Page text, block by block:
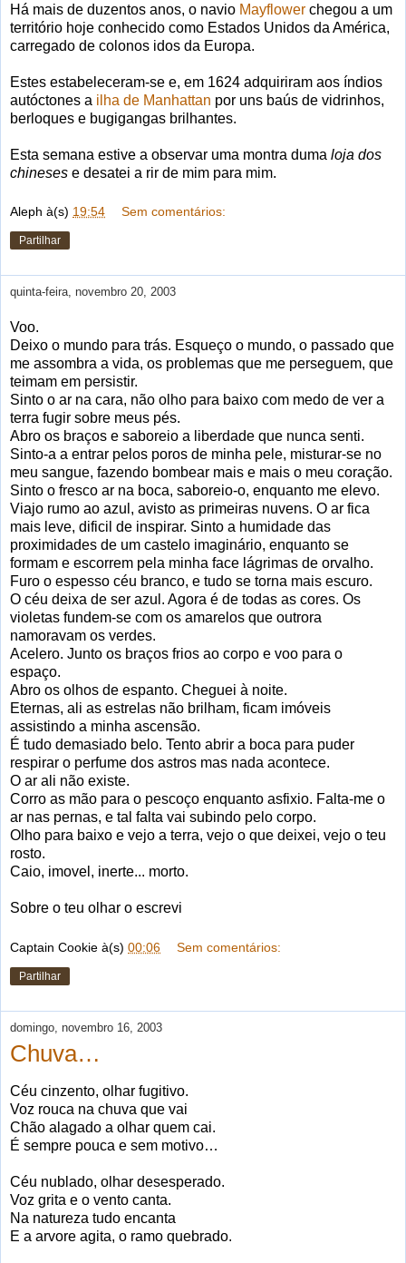
Há mais de duzentos anos, o navio Mayflower chegou a um
território hoje conhecido como Estados Unidos da América,
carregado de colonos idos da Europa.
Estes estabeleceram-se e, em 1624 adquiriram aos índios
autóctones a ilha de Manhattan por uns baús de vidrinhos,
berloques e bugigangas brilhantes.
Esta semana estive a observar uma montra duma loja dos
chineses e desatei a rir de mim para mim.
Aleph à(s) 19:54 Sem comentários:
Partilhar
quinta-feira, novembro 20, 2003
Voo.
Deixo o mundo para trás. Esqueço o mundo, o passado que
me assombra a vida, os problemas que me perseguem, que
teimam em persistir.
Sinto o ar na cara, não olho para baixo com medo de ver a
terra fugir sobre meus pés.
Abro os braços e saboreio a liberdade que nunca senti.
Sinto-a a entrar pelos poros de minha pele, misturar-se no
meu sangue, fazendo bombear mais e mais o meu coração.
Sinto o fresco ar na boca, saboreio-o, enquanto me elevo.
Viajo rumo ao azul, avisto as primeiras nuvens. O ar fica
mais leve, dificil de inspirar. Sinto a humidade das
proximidades de um castelo imaginário, enquanto se
formam e escorrem pela minha face lágrimas de orvalho.
Furo o espesso céu branco, e tudo se torna mais escuro.
O céu deixa de ser azul. Agora é de todas as cores. Os
violetas fundem-se com os amarelos que outrora
namoravam os verdes.
Acelero. Junto os braços frios ao corpo e voo para o
espaço.
Abro os olhos de espanto. Cheguei à noite.
Eternas, ali as estrelas não brilham, ficam imóveis
assistindo a minha ascensão.
É tudo demasiado belo. Tento abrir a boca para puder
respirar o perfume dos astros mas nada acontece.
O ar ali não existe.
Corro as mão para o pescoço enquanto asfixio. Falta-me o
ar nas pernas, e tal falta vai subindo pelo corpo.
Olho para baixo e vejo a terra, vejo o que deixei, vejo o teu
rosto.
Caio, imovel, inerte... morto.
Sobre o teu olhar o escrevi
Captain Cookie à(s) 00:06 Sem comentários:
Partilhar
domingo, novembro 16, 2003
Chuva…
Céu cinzento, olhar fugitivo.
Voz rouca na chuva que vai
Chão alagado a olhar quem cai.
É sempre pouca e sem motivo…
Céu nublado, olhar desesperado.
Voz grita e o vento canta.
Na natureza tudo encanta
E a arvore agita, o ramo quebrado.